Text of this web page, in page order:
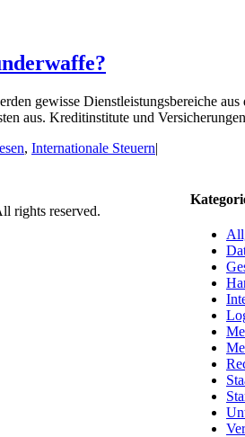
gewisse Dienstleistungsbereiche
aus. Kreditinstitute und
, Internationale Steuern|
rights reserved.